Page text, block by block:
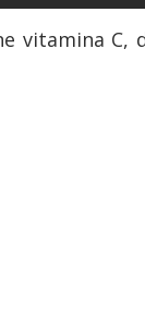
vitamina C,